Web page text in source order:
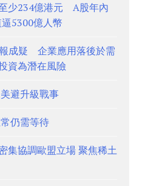
少234億港元 A股年內
5300億人幣
成疑 企業應用落後於需
資為潛在風險
避升級戰事
仍需等待
集協調歐盟立場 聚焦稀土